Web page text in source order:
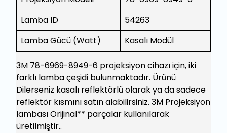
Lamba ID
54263
Lamba Gücü (Watt)
Kasalı Modül
3M 78-6969-8949-6 projeksiyon cihazı için, iki
farklı lamba çeşidi bulunmaktadır. Ürünü
Dilerseniz kasalı reflektörlü olarak ya da sadece
reflektör kısmını satın alabilirsiniz. 3M Projeksiyon
lambası Orijinal** parçalar kullanılarak
üretilmiştir..